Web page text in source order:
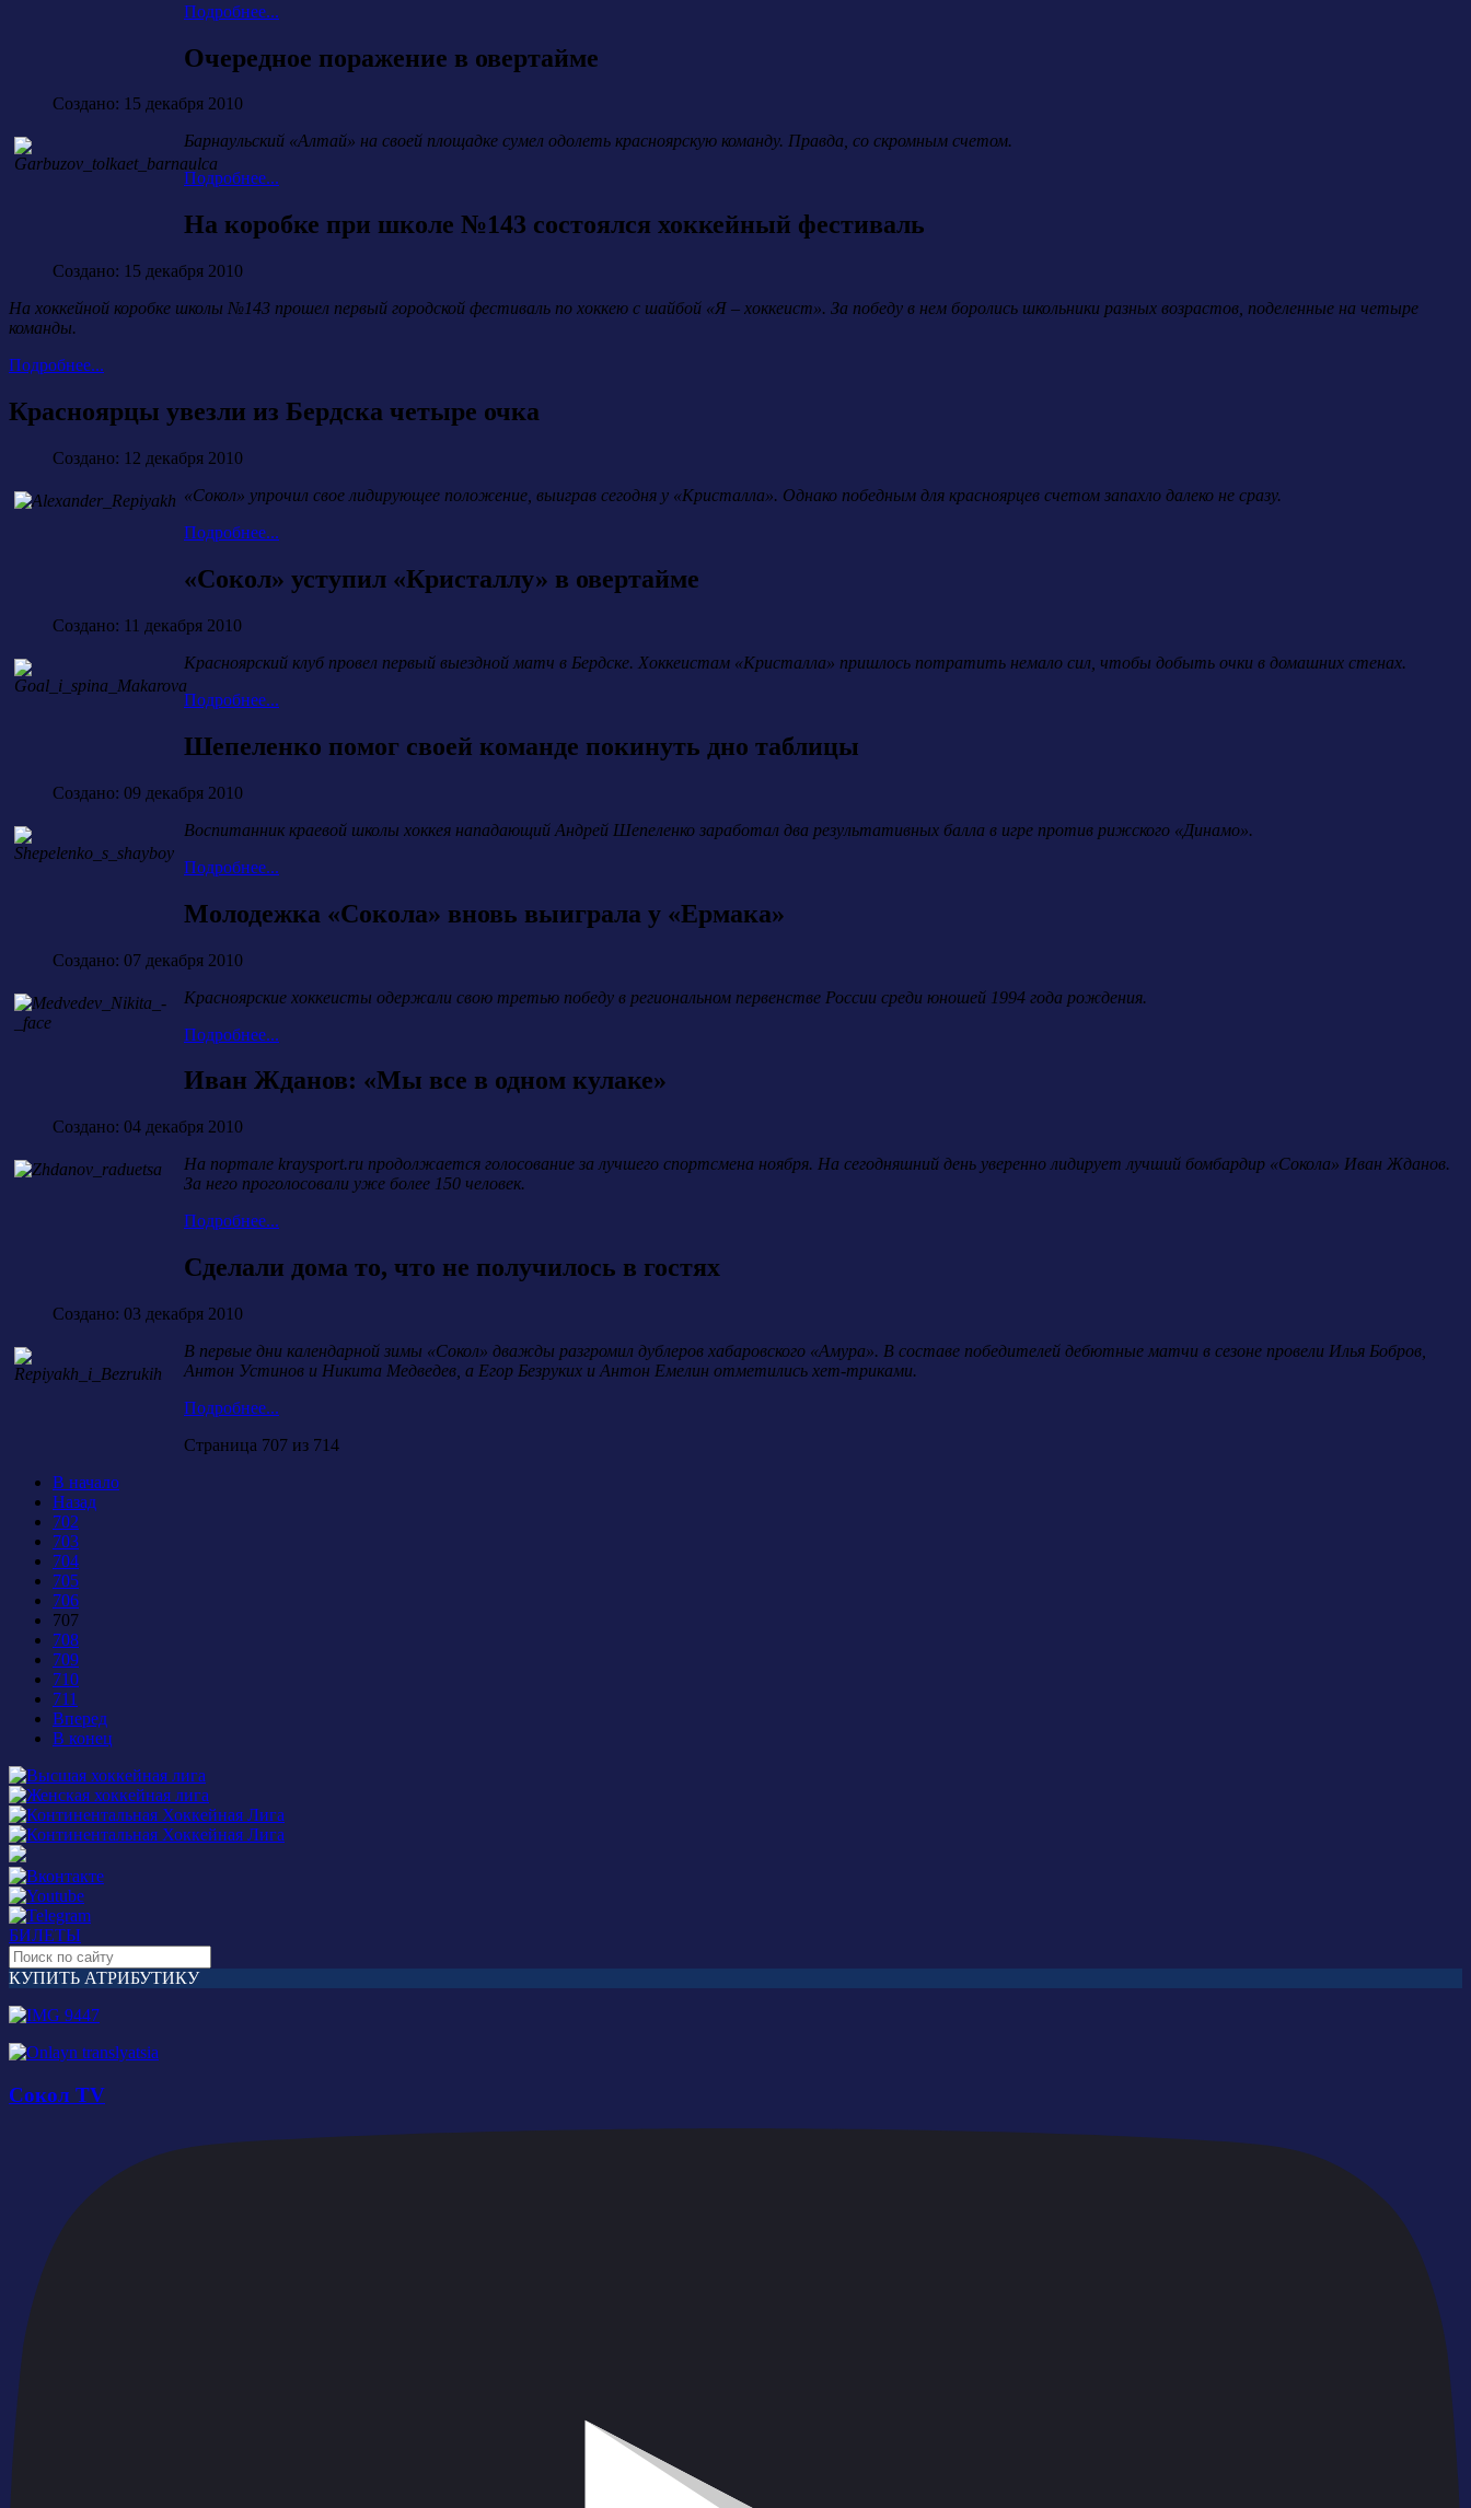
Подробнее...
Очередное поражение в овертайме
Создано: 15 декабря 2010
Барнаульский «Алтай» на своей площадке сумел одолеть красноярскую команду. Правда, со скромным счетом.
Подробнее...
На коробке при школе №143 состоялся хоккейный фестиваль
Создано: 15 декабря 2010
На хоккейной коробке школы №143 прошел первый городской фестиваль по хоккею с шайбой «Я – хоккеист». За победу в нем боролись школьники разных возрастов, поделенные на четыре
команды.
Подробнее...
Красноярцы увезли из Бердска четыре очка
Создано: 12 декабря 2010
«Сокол» упрочил свое лидирующее положение, выиграв сегодня у «Кристалла». Однако победным для красноярцев счетом запахло далеко не сразу.
Подробнее...
«Сокол» уступил «Кристаллу» в овертайме
Создано: 11 декабря 2010
Красноярский клуб провел первый выездной матч в Бердске. Хоккеистам «Кристалла» пришлось потратить немало сил, чтобы добыть очки в домашних стенах.
Подробнее...
Шепеленко помог своей команде покинуть дно таблицы
Создано: 09 декабря 2010
Воспитанник краевой школы хоккея нападающий Андрей Шепеленко заработал два результативных балла в игре против рижского «Динамо».
Подробнее...
Молодежка «Сокола» вновь выиграла у «Ермака»
Создано: 07 декабря 2010
Красноярские хоккеисты одержали свою третью победу в региональном первенстве России среди юношей 1994 года рождения.
Подробнее...
Иван Жданов: «Мы все в одном кулаке»
Создано: 04 декабря 2010
На портале kraysport.ru продолжается голосование за лучшего спортсмена ноября. На сегодняшний день уверенно лидирует лучший бомбардир «Сокола» Иван Жданов.
За него проголосовали уже более 150 человек.
Подробнее...
Сделали дома то, что не получилось в гостях
Создано: 03 декабря 2010
В первые дни календарной зимы «Сокол» дважды разгромил дублеров хабаровского «Амура». В составе победителей дебютные матчи в сезоне провели Илья Бобров,
Антон Устинов и Никита Медведев, а Егор Безруких и Антон Емелин отметились хет-триками.
Подробнее...
Страница 707 из 714
В начало
Назад
702
703
704
705
706
707
708
709
710
711
Вперед
В конец
БИЛЕТЫ
КУПИТЬ АТРИБУТИКУ
Сокол TV